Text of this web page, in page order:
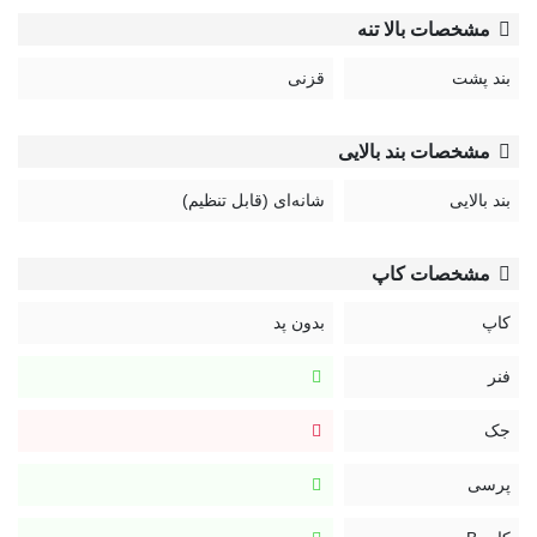
مشخصات بالا تنه
بند پشت قزنی
مشخصات بند بالایی
بند بالایی شانه‌ای (قابل تنظیم)
مشخصات کاپ
کاپ بدون پد
فنر
جک
پرسی